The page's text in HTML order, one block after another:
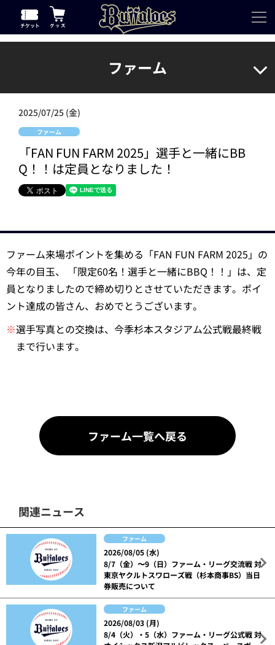
ファーム
2025/07/25 (金)
ファーム
「FAN FUN FARM 2025」選手と一緒にBB
Q！！は定員となりました！
ファーム来場ポイントを集める「FAN FUN FARM 2025」の
今年の目玉、 「限定60名！選手と一緒にBBQ！！」は、定
員となりましたので締め切りとさせていただきます。ポイ
ント達成の皆さん、おめでとうございます。
※選手写真との交換は、今季杉本スタジアム公式戦最終戦
まで行います。
ファーム一覧へ戻る
関連ニュース
ファーム
2026/08/05 (水)
8/7（金）〜9（日）ファーム・リーグ交流戦 対
東京ヤクルトスワローズ戦（杉本商事BS）当日
券販売について
ファーム
2026/08/03 (月)
8/4（火）・5（水）ファーム・リーグ公式戦 対